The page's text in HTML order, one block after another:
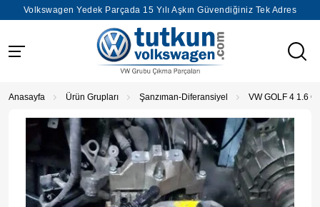
Volkswagen Yedek Parçada 15 Yılı Aşkın Güvendiğiniz Tek Adres
Anasayfa Ürün Grupları Şanzıman-Diferansiyel VW GOLF 4 1.6